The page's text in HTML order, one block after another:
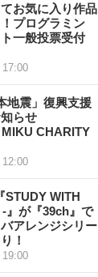
お気に入り作品
プログラミン
一般投票受付
17:00
地震」復興支援
らせ
MIKU CHARITY
12:00
STUDY WITH
』が『39ch』で
アレンジシリー
！
19:00